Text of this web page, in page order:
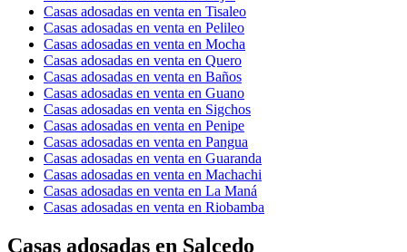
Casas adosadas en venta en Tisaleo
Casas adosadas en venta en Pelileo
Casas adosadas en venta en Mocha
Casas adosadas en venta en Quero
Casas adosadas en venta en Baños
Casas adosadas en venta en Guano
Casas adosadas en venta en Sigchos
Casas adosadas en venta en Penipe
Casas adosadas en venta en Pangua
Casas adosadas en venta en Guaranda
Casas adosadas en venta en Machachi
Casas adosadas en venta en La Maná
Casas adosadas en venta en Riobamba
Casas adosadas en Salcedo